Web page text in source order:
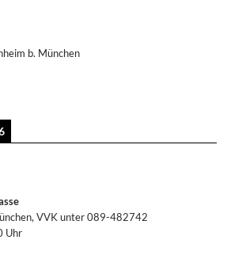
b. München
VVK unter 089-482742
Uhr